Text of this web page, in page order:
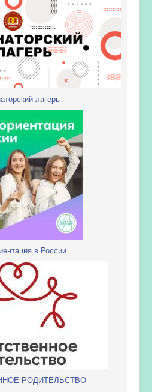
лагерь
в России
РОДИТЕЛЬСТВО